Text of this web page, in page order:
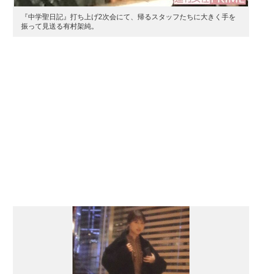
『中学聖日記』打ち上げ2次会にて、帰るスタッフたちに大きく手を
振って見送る有村架純。